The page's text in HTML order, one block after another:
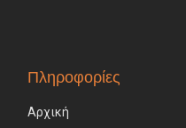
Πληροφορίες
Αρχική